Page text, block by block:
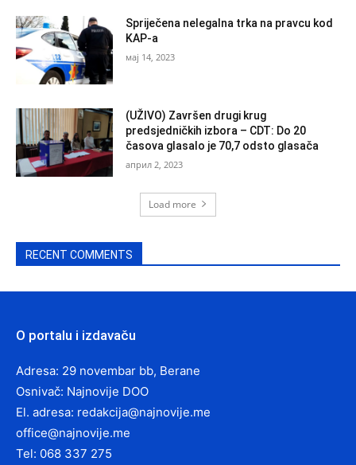
Spriječena nelegalna trka na pravcu kod
KAP-a
мај 14, 2023
(UŽIVO) Završen drugi krug
predsjedničkih izbora – CDT: Do 20
časova glasalo je 70,7 odsto glasača
април 2, 2023
Load more
RECENT COMMENTS
O portalu i izdavaču
Adresa: 29 novembar bb, Berane
Osnivač: Najnovije DOO
El. adresa: redakcija@najnovije.me
office@najnovije.me
Tel: 068 337 275